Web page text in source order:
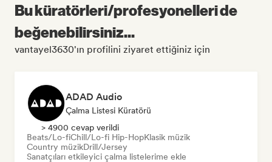
Bu küratörleri/profesyonelleri de
beğenebilirsiniz...
vantayel3630'ın profilini ziyaret ettiğiniz için
ADAD Audio
Çalma Listesi Küratörü
> 4900 cevap verildi
Beats/Lo-fiChill/Lo-fi Hip-HopKlasik müzik
Country müzikDrill/Jersey
Sanatçıları etkileyici çalma listelerime ekle